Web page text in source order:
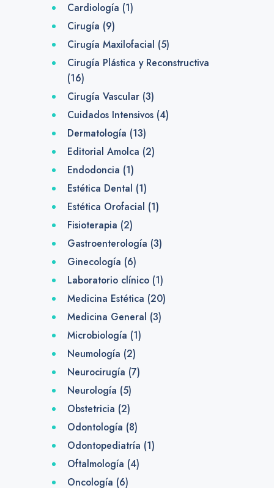
Cardiología (1)
Cirugía (9)
Cirugía Maxilofacial (5)
Cirugía Plástica y Reconstructiva
(16)
Cirugía Vascular(3)
Cuidados Intensivos(4)
Dermatología (13)
Editorial Amolca (2)
Endodoncia (1)
Estética Dental (1)
Estética Orofacial (1)
Fisioterapia (2)
Gastroenterología (3)
Ginecología (6)
Laboratorio clínico(1)
Medicina Estética (20)
Medicina General (3)
Microbiología (1)
Neumología (2)
Neurocirugía (7)
Neurología (5)
Obstetricia (2)
Odontología (8)
Odontopediatría (1)
Oftalmología (4)
Oncología (6)